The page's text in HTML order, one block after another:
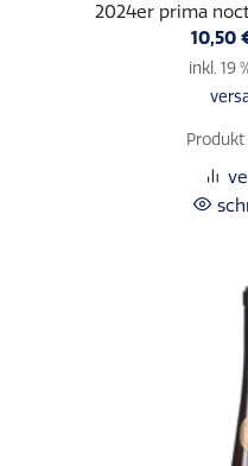
2024er prima
10,50
inkl. 19
Produkt